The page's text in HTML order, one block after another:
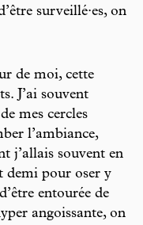
surveillé·es, on
de moi, cette
J’ai souvent
mes cercles
l’ambiance,
j’allais souvent en
demi pour oser y
entourée de
angoissante, on